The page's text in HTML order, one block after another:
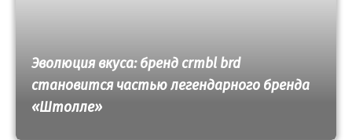
Эволюция вкуса: бренд crmbl brd
становится частью легендарного бренда
«Штолле»